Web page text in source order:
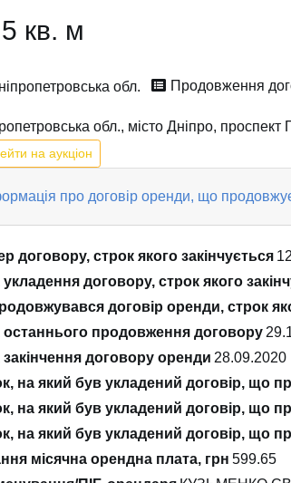
кв. м
обл. Продовження
обл., місто Дніпро, проспект
на аукціон
про договір оренди, що
договору, строк якого закінчується
договору, строк якого
договір оренди, строк
останнього продовження договору
закінчення договору оренди 28.09.2020
на який був укладений договір, що
на який був укладений договір, що
на який був укладений договір, що
місячна орендна плата, грн 599.65